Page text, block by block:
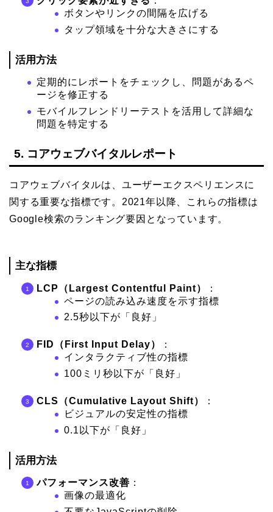
ボタンやリンクの間隔を広げる
タップ領域を十分な大きさにする
活用方法
定期的にレポートをチェックし、問題があるペ
ージを修正する
モバイルフレンドリーテストを活用して詳細な
問題を特定する
5. コアウェブバイタルレポート
コアウェブバイタルは、ユーザーエクスペリエンスに
関する重要な指標です。2021年以降、これらの指標は
Google検索のランキング要因となっています。
主な指標
LCP（Largest Contentful Paint）
：
ページの読み込み速度を示す指標
2.5秒以下が「良好」
FID（First Input Delay）
：
インタラクティブ性の指標
100ミリ秒以下が「良好」
CLS（Cumulative Layout Shift）
：
ビジュアルの安定性の指標
0.1以下が「良好」
活用方法
パフォーマンス改善 ：
画像の最適化